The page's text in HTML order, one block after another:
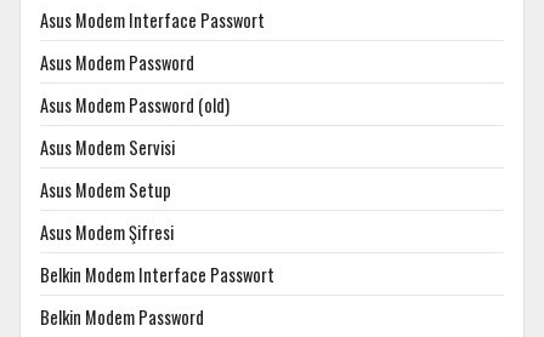
Asus Modem Interface Passwort
Asus Modem Password
Asus Modem Password (old)
Asus Modem Servisi
Asus Modem Setup
Asus Modem Şifresi
Belkin Modem Interface Passwort
Belkin Modem Password